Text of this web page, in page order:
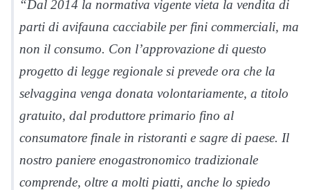
“Dal 2014 la normativa vigente vieta la vendita di
parti di avifauna cacciabile per fini commerciali, ma
non il consumo. Con l’approvazione di questo
progetto di legge regionale si prevede ora che la
selvaggina venga donata volontariamente, a titolo
gratuito, dal produttore primario fino al
consumatore finale in ristoranti e sagre di paese. Il
nostro paniere enogastronomico tradizionale
comprende, oltre a molti piatti, anche lo spiedo